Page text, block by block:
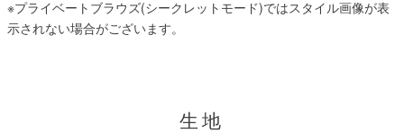
※プライベートブラウズ(シークレットモード)ではスタイル画像が表
示されない場合がございます。
生地